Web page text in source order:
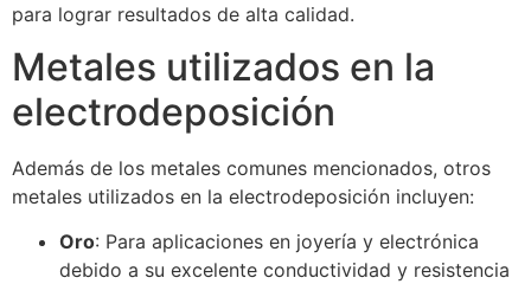
para lograr resultados de alta calidad.
Metales utilizados en la
electrodeposición
Además de los metales comunes mencionados, otros
metales utilizados en la electrodeposición incluyen:
Oro: Para aplicaciones en joyería y electrónica
debido a su excelente conductividad y resistencia